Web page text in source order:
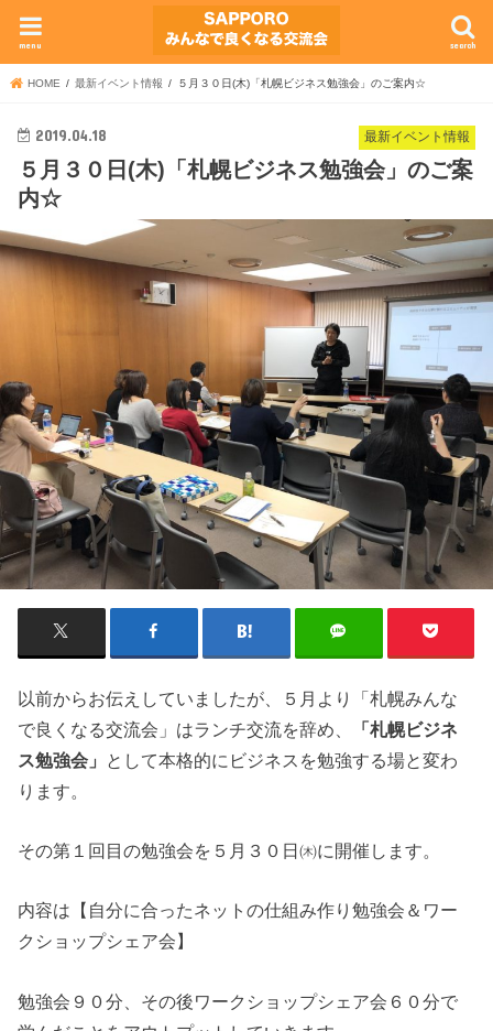
search
menu
HOME 最新イベント情報 ５月３０日(木)「札幌ビジネス勉強会」のご案内☆
最新イベント情報
2019.04.18
５月３０日(木)「札幌ビジネス勉強会」のご案
内☆
以前からお伝えしていましたが、５月より「札幌みんな
で良くなる交流会」はランチ交流を辞め、
「札幌ビジネ
ス勉強会」
として本格的にビジネスを勉強する場と変わ
ります。
その第１回目の勉強会を５月３０日㈭に開催します。
内容は【自分に合ったネットの仕組み作り勉強会＆ワー
クショップシェア会】
勉強会９０分、その後ワークショップシェア会６０分で